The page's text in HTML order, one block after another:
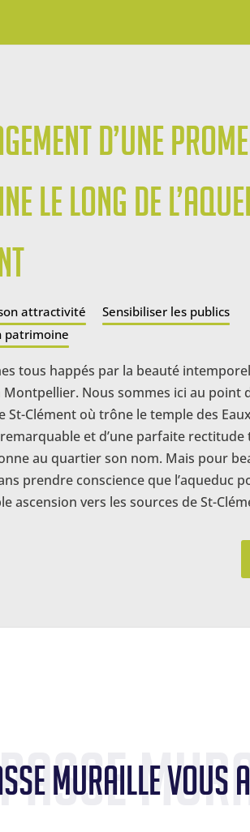
d’une
le long de
attractivité
Sensibiliser les publics
patrimoine
tous happés par la beauté
Montpellier. Nous sommes ici au point
St-Clément où trône le temple des
et d’une parfaite rectitude
au quartier son nom. Mais pour
prendre conscience que l’aqueduc
ascension vers les sources de St-
Muraille vous